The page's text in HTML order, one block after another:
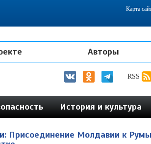
пространстве
Карта
Авторы
RSS
История и культура
Присоединение Молдавии к